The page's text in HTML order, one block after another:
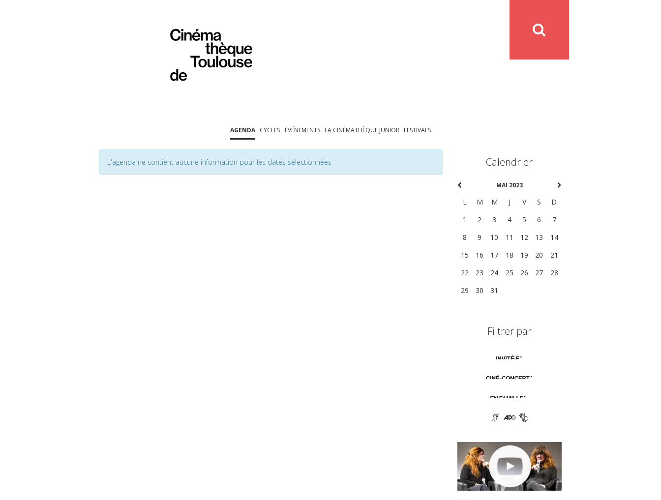
AGENDA CYCLES ÉVÉNEMENTS LA CINÉMATHÈQUE JUNIOR FESTIVALS
L'agenda ne contient aucune information pour les dates selectionnées Calendrier
MAI 2023
L M M J V S
D
1
2 3 4 5 6
7
8
9 10 11 12 13
14
15
16 17 18 19 20
21
22
23 24 25 26 27
28
29
30 31
Filtrer par